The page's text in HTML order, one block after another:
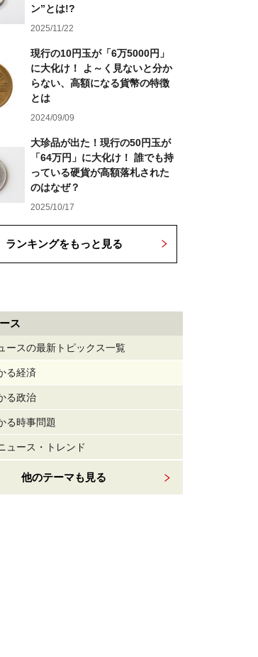
ン”とは!?
2025/11/22
現行の10円玉が「6万5000円」
に大化け！ よ～く見ないと分か
らない、高額になる貨幣の特徴
とは
2024/09/09
大珍品が出た！現行の50円玉が
「64万円」に大化け！ 誰でも持
っている硬貨が高額落札された
のはなぜ？
2025/10/17
ランキングをもっと見る
ス
ースの最新トピックス一覧
る経済
る政治
る時事問題
ュース・トレンド
他のテーマも見る